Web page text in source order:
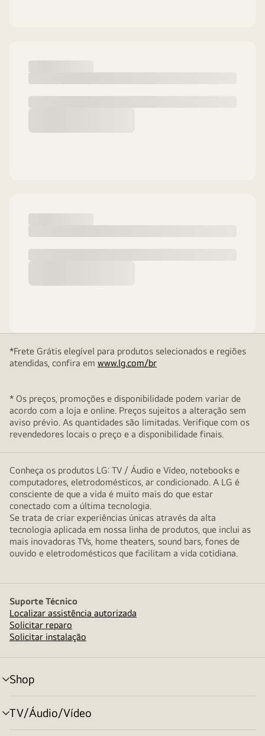
*Frete Grátis elegível para produtos selecionados e regiões
atendidas, confira em www.lg.com/br
* Os preços, promoções e disponibilidade podem variar de
acordo com a loja e online. Preços sujeitos a alteração sem
aviso prévio. As quantidades são limitadas. Verifique com os
revendedores locais o preço e a disponibilidade finais.
Conheça os produtos LG: TV / Áudio e Vídeo, notebooks e
computadores, eletrodomésticos, ar condicionado. A LG é
consciente de que a vida é muito mais do que estar
conectado com a última tecnologia.
Se trata de criar experiências únicas através da alta
tecnologia aplicada em nossa linha de produtos, que inclui as
mais inovadoras TVs, home theaters, sound bars, fones de
ouvido e eletrodomésticos que facilitam a vida cotidiana.
Suporte Técnico
Localizar assistência autorizada
Solicitar reparo
Solicitar instalação
Shop
alternar
menu
TV/Áudio/Vídeo
alternar
menu